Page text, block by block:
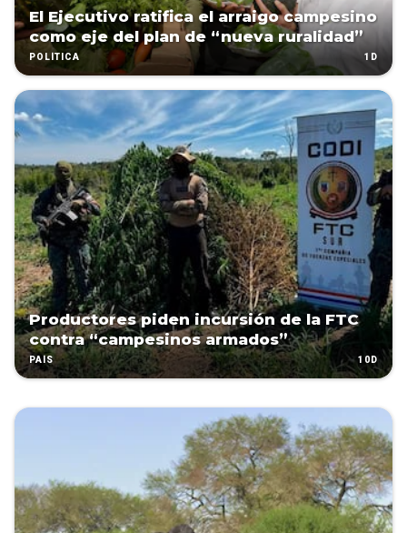
El Ejecutivo ratifica el arraigo campesino
como eje del plan de “nueva ruralidad”
POLÍTICA 1D
Productores piden incursión de la FTC
contra “campesinos armados”
PAÍS 10D